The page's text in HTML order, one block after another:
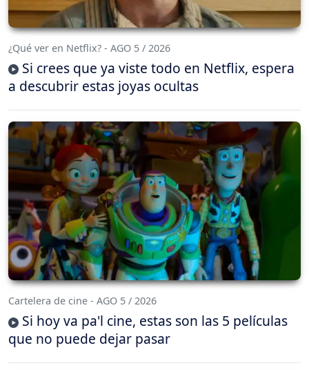
¿Qué ver en Netflix? - AGO 5 / 2026
Si crees que ya viste todo en Netflix, espera
a descubrir estas joyas ocultas
Cartelera de cine - AGO 5 / 2026
Si hoy va pa'l cine, estas son las 5 películas
que no puede dejar pasar